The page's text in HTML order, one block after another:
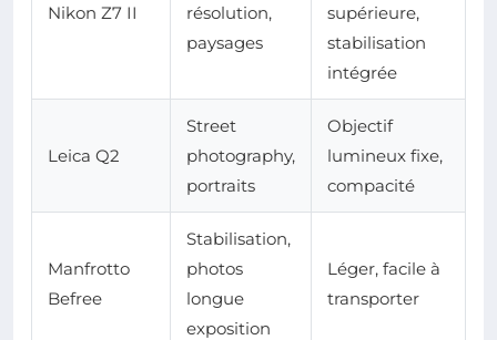
Nikon Z7 II
résolution,
paysages
supérieure,
stabilisation
intégrée
Leica Q2
Street
photography,
portraits
Objectif
lumineux fixe,
compacité
Manfrotto
Befree
Stabilisation,
photos
longue
exposition
Léger, facile à
transporter